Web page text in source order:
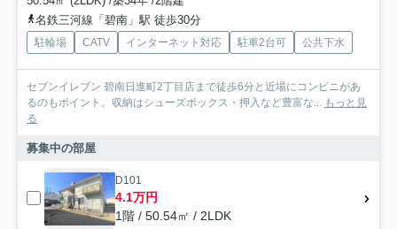
名鉄三河線「碧南」駅 徒歩30分
駐輪場 CATV インターネット対応 駐車2台可 公共下水
セブンイレブン 碧南日進町2丁目店まで徒歩6分と近場にコンビニがあ
るのもポイント。収納はシューズボックス・押入など豊富な...
もっと見
る
募集中の部屋
D101
4.1万円
1階 / 50.54㎡ / 2LDK